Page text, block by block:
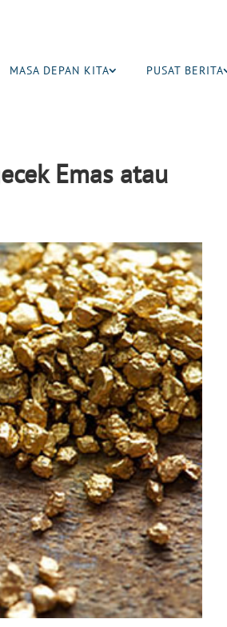
MASA DEPAN KITA PUSAT BERITA
Emas atau